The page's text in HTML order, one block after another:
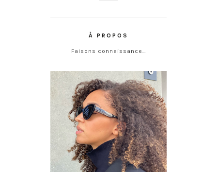
À PROPOS
Faisons connaissance…